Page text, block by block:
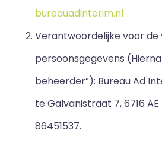
bureauadinterim.nl
Verantwoordelijke voor
persoonsgegevens (Hierna
beheerder”): Bureau Ad
te Galvanistraat 7, 6716
86451537.